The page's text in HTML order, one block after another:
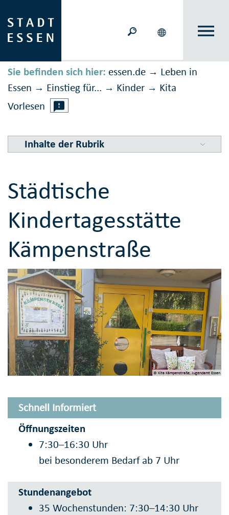
Sie befinden sich hier: essen.de → Leben in
Essen → Einstieg für... → Kinder → Kita
Vorlesen
Inhalte der Rubrik
Städtische
Kindertagesstätte
Kämpenstraße
© Kita Kämpenstraße, Jugendamt Essen
Schnell Informiert
Öffnungszeiten
7:30–16:30 Uhr
bei besonderem Bedarf ab 7 Uhr
Stundenangebot
35 Wochenstunden: 7:30–14:30 Uhr